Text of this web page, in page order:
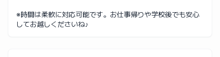
※時間は柔軟に対応可能です。お仕事帰りや学校後でも安心
してお越しくださいね♪